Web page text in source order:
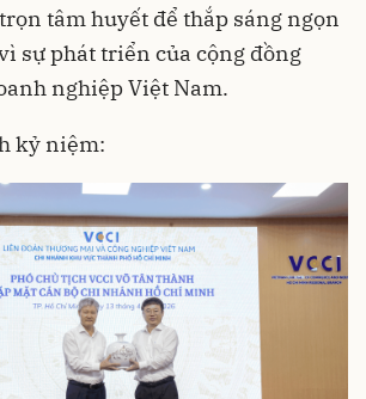
tâm huyết để thắp sáng ngọn
sự phát triển của cộng đồng
nghiệp Việt Nam.
kỷ niệm: